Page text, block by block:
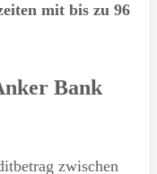
mit bis zu 96
Bank
zwischen